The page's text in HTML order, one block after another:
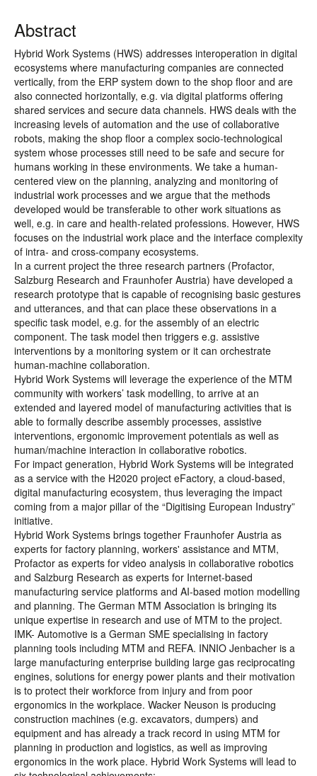
Abstract
Hybrid Work Systems (HWS) addresses interoperation in digital
ecosystems where manufacturing companies are connected
vertically, from the ERP system down to the shop floor and are
also connected horizontally, e.g. via digital platforms offering
shared services and secure data channels. HWS deals with the
increasing levels of automation and the use of collaborative
robots, making the shop floor a complex socio-technological
system whose processes still need to be safe and secure for
humans working in these environments. We take a human-
centered view on the planning, analyzing and monitoring of
industrial work processes and we argue that the methods
developed would be transferable to other work situations as
well, e.g. in care and health-related professions. However, HWS
focuses on the industrial work place and the interface complexity
of intra- and cross-company ecosystems.
In a current project the three research partners (Profactor,
Salzburg Research and Fraunhofer Austria) have developed a
research prototype that is capable of recognising basic gestures
and utterances, and that can place these observations in a
specific task model, e.g. for the assembly of an electric
component. The task model then triggers e.g. assistive
interventions by a monitoring system or it can orchestrate
human-machine collaboration.
Hybrid Work Systems will leverage the experience of the MTM
community with workers’ task modelling, to arrive at an
extended and layered model of manufacturing activities that is
able to formally describe assembly processes, assistive
interventions, ergonomic improvement potentials as well as
human/machine interaction in collaborative robotics.
For impact generation, Hybrid Work Systems will be integrated
as a service with the H2020 project eFactory, a cloud-based,
digital manufacturing ecosystem, thus leveraging the impact
coming from a major pillar of the “Digitising European Industry”
initiative.
Hybrid Work Systems brings together Fraunhofer Austria as
experts for factory planning, workers' assistance and MTM,
Profactor as experts for video analysis in collaborative robotics
and Salzburg Research as experts for Internet-based
manufacturing service platforms and AI-based motion modelling
and planning. The German MTM Association is bringing its
unique expertise in research and use of MTM to the project.
IMK- Automotive is a German SME specialising in factory
planning tools including MTM and REFA. INNIO Jenbacher is a
large manufacturing enterprise building large gas reciprocating
engines, solutions for energy power plants and their motivation
is to protect their workforce from injury and from poor
ergonomics in the workplace. Wacker Neuson is producing
construction machines (e.g. excavators, dumpers) and
equipment and has already a track record in using MTM for
planning in production and logistics, as well as improving
ergonomics in the work place. Hybrid Work Systems will lead to